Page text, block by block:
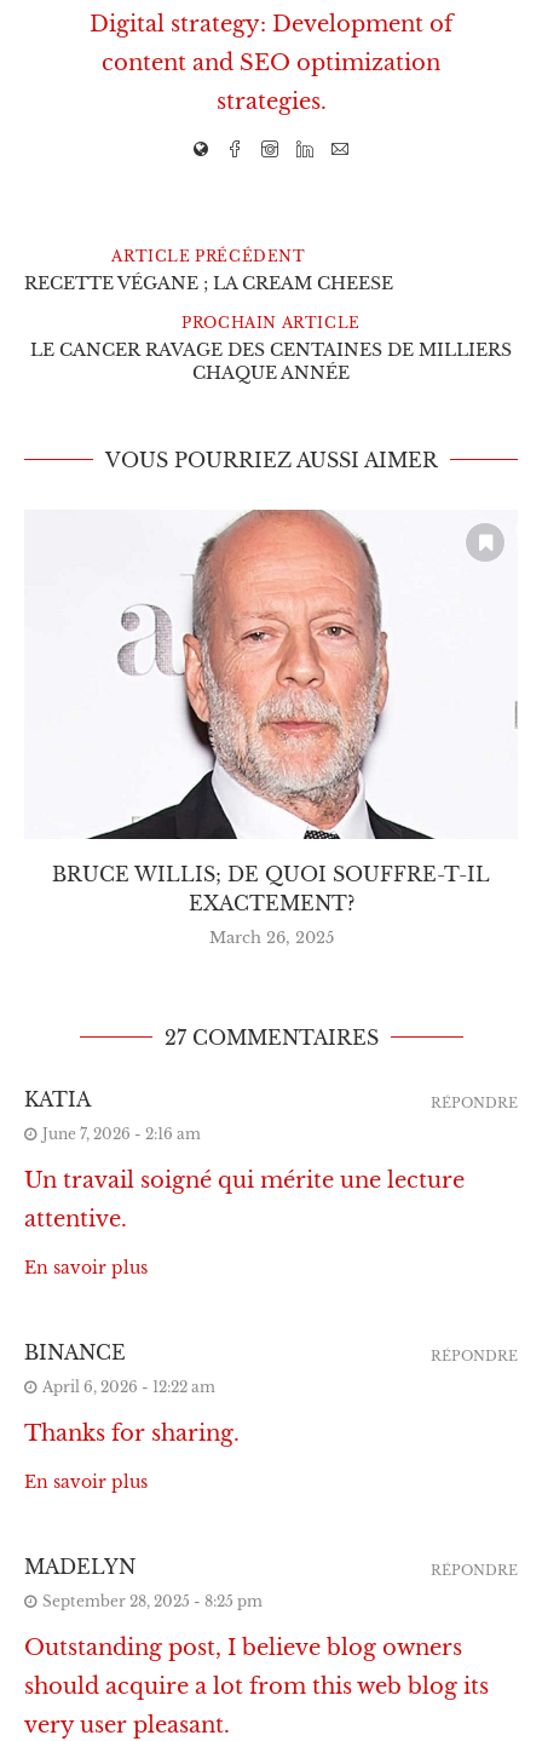
Digital strategy: Development of
content and SEO optimization
strategies.
ARTICLE PRÉCÉDENT
RECETTE VÉGANE ; LA CREAM CHEESE
PROCHAIN ARTICLE
LE CANCER RAVAGE DES CENTAINES DE MILLIERS
CHAQUE ANNÉE
VOUS POURRIEZ AUSSI AIMER
BRUCE WILLIS; DE QUOI SOUFFRE-T-IL
EXACTEMENT?
March 26, 2025
27 COMMENTAIRES
KATIA
June 7, 2026 - 2:16 am
Un travail soigné qui mérite une lecture
attentive.
En savoir plus
RÉPONDRE
BINANCE
April 6, 2026 - 12:22 am
Thanks for sharing.
En savoir plus
RÉPONDRE
MADELYN
September 28, 2025 - 8:25 pm
Outstanding post, I believe blog owners
should acquire a lot from this web blog its
very user pleasant.
RÉPONDRE